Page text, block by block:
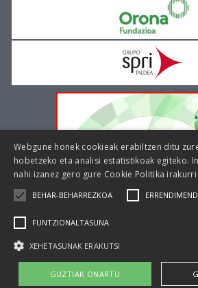
| |
Webgune honek cookieak erabiltzen ditu
hobetzeko eta analisi estatistikoak egiteko.
nahi izanez gero gure Cookie Politika irakurri
BEHAR-BEHARREZKOA
FUNTZIONALTASUNA
XEHETASUNAK ERAKUTSI
GUZTIAK ONARTU